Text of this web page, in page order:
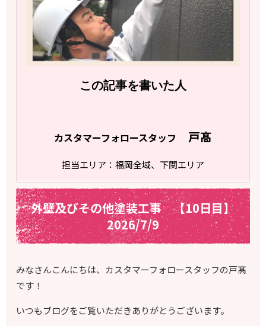
この記事を書いた人
カスタマーフォロースタッフ 戸髙
担当エリア：福岡全域、下関エリア
外壁及びその他塗装工事 【10日目】
2026/7/9
みなさんこんにちは、カスタマーフォロースタッフの戸髙
です！
いつもブログをご覧いただきありがとうございます。